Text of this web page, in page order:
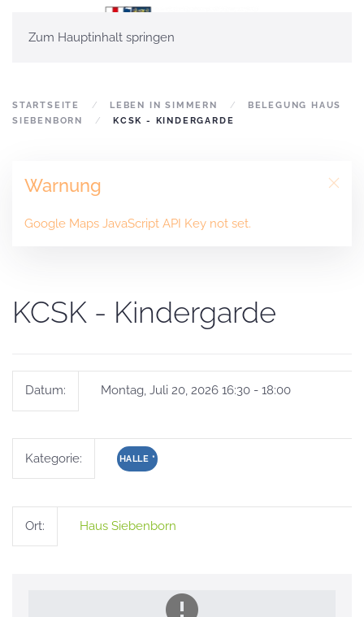
Zum Hauptinhalt springen
STARTSEITE LEBEN IN SIMMERN
BELEGUNG HAUS
SIEBENBORN
KCSK - KINDERGARDE
Warnung
Google Maps JavaScript API Key not set.
KCSK - Kindergarde
Datum: Montag, Juli 20, 2026 16:30 - 18:00
Kategorie: HALLE *
Ort: Haus Siebenborn